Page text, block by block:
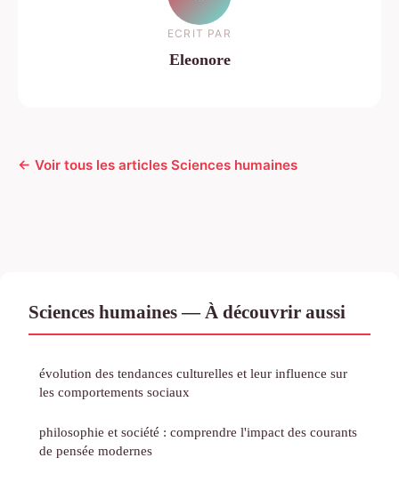
ECRIT PAR
Eleonore
← Voir tous les articles Sciences humaines
Sciences humaines — À découvrir aussi
évolution des tendances culturelles et leur influence sur
les comportements sociaux
philosophie et société : comprendre l'impact des courants
de pensée modernes